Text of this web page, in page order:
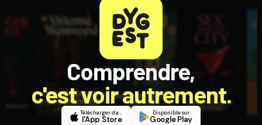
Comprendre,
c'est voir autrement.
Télécharger dans
l'App Store
Disponible sur
Google Play